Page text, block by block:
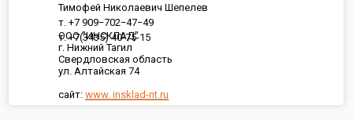
ООО "ИНСКЛАД"
г. Нижний Тагил
Свердловская область
ул. Алтайская 74
сайт: www. insklad-nt.ru
Тимофей Николаевич Шепелев
т. +7 909−702−47−49
т. +7(3435) 40-75-15